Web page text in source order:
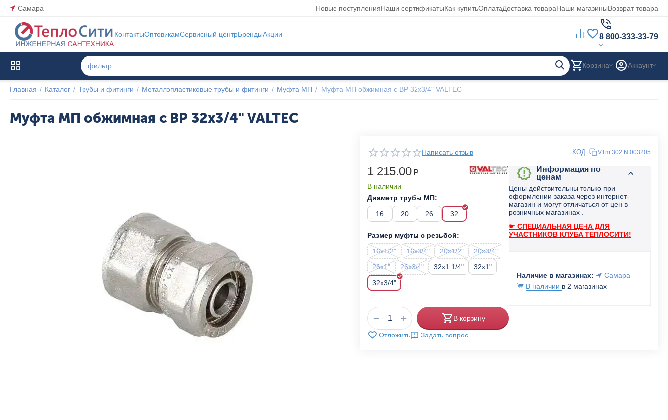
Самара Новые поступленияНаши сертификатыКак купитьОплатаДоставка товараНаши магазиныВозврат товара
КонтактыОптовикамСервисный центрБрендыАкции 8 800-333-33-79
Корзина Аккаунт
Главная / Каталог / Трубы и фитинги / Металлопластиковые трубы и фитинги / Муфта МП / Муфта МП обжимная с ВР 32x3/4" VALTEC
Муфта МП обжимная с ВР 32x3/4" VALTEC
Написать отзыв КОД: VTm.302.N.003205
1 215.00 Р
В наличии
Диаметр трубы МП:
16
20 26 32
Размер муфты с резьбой:
16x1/2"
16x3/4" 20x1/2"
20x3/4"
26x1"
26x3/4" 32x1 1/4"
32x1"
32x3/4"
+
− В корзину
Отложить Задать вопрос
Информация по
ценам
Цены действительны только при
оформлении заказа через интернет-
магазин и могут отличаться от цен в
розничных магазинах .
☛ СПЕЦИАЛЬНАЯ ЦЕНА ДЛЯ
УЧАСТНИКОВ КЛУБА ТЕПЛОСИТИ!
Наличие в магазинах:
Самара
В наличии в 2 магазинах